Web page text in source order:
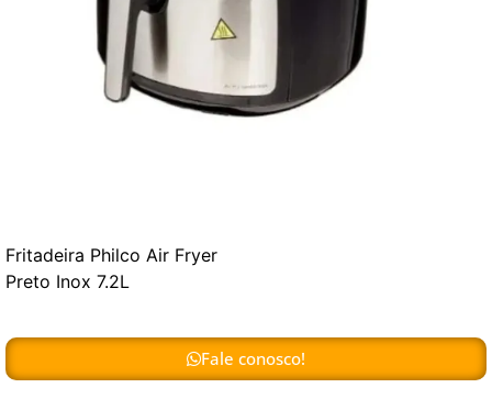
Fritadeira Philco Air Fryer
Preto Inox 7.2L
Fale conosco!